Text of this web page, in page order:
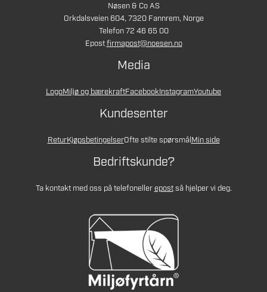
Nøsen & Co AS
Orkdalsveien 604, 7320 Fannrem, Norge
Telefon 72 46 65 00
Epostfirmapost@noesen.no
Media
LogoMiljø og bærekraftFacebookInstagramYoutube
Kundesenter
ReturKjøpsbetingelserOfte stilte spørsmålMin side
Bedriftskunde?
Ta kontakt med oss på telefonellerepostså hjelper vi deg.